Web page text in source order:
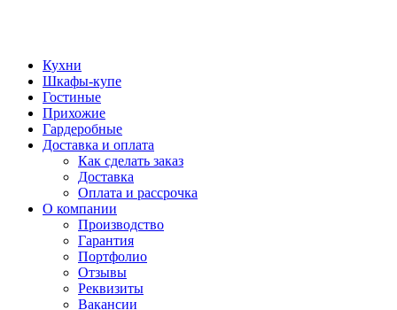
Кухни
Шкафы-купе
Гостиные
Прихожие
Гардеробные
Доставка и оплата
Как сделать заказ
Доставка
Оплата и рассрочка
О компании
Производство
Гарантия
Портфолио
Отзывы
Реквизиты
Вакансии